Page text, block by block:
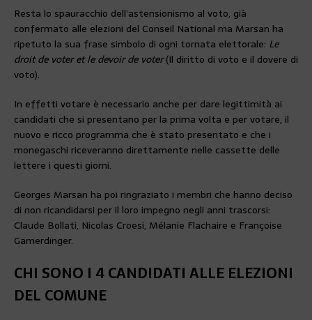
Resta lo spauracchio dell’astensionismo al voto, già
confermato alle elezioni del Conseil National ma Marsan ha
ripetuto la sua frase simbolo di ogni tornata elettorale: Le
droit de voter et le devoir de voter(Il diritto di voto e il dovere di
voto).
In effetti votare è necessario anche per dare legittimità ai
candidati che si presentano per la prima volta e per votare, il
nuovo e ricco programma che è stato presentato e che i
monegaschi riceveranno direttamente nelle cassette delle
lettere i questi giorni.
Georges Marsan ha poi ringraziato i membri che hanno deciso
di non ricandidarsi per il loro impegno negli anni trascorsi:
Claude Bollati, Nicolas Croesi, Mélanie Flachaire e Françoise
Gamerdinger.
CHI SONO I 4 CANDIDATI ALLE ELEZIONI
DEL COMUNE